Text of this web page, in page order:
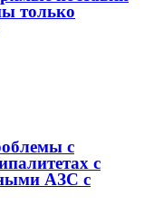
только
с
с
АЗС с